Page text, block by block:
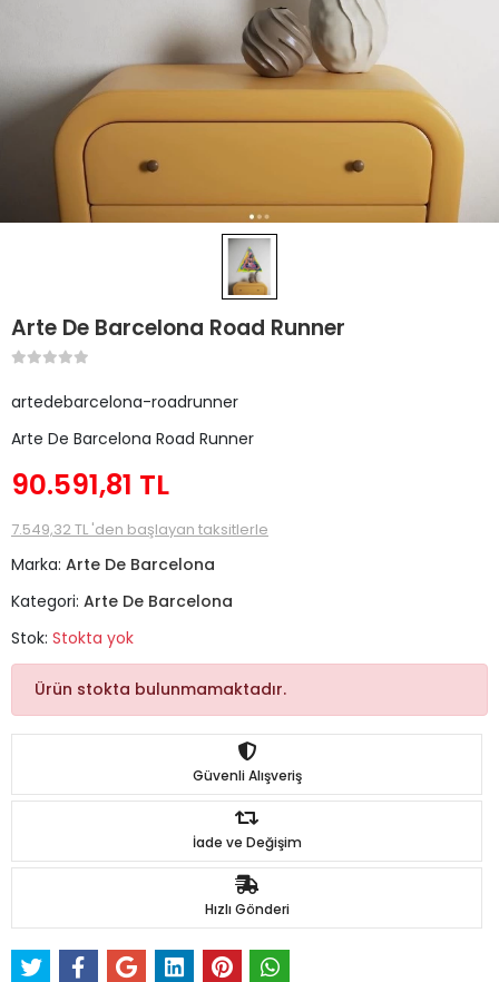
Arte De Barcelona Road Runner
artedebarcelona-roadrunner
Arte De Barcelona Road Runner
90.591,81 TL
7.549,32 TL 'den başlayan taksitlerle
Marka: Arte De Barcelona
Kategori: Arte De Barcelona
Stok: Stokta yok
Ürün stokta bulunmamaktadır.
Güvenli Alışveriş
İade ve Değişim
Hızlı Gönderi